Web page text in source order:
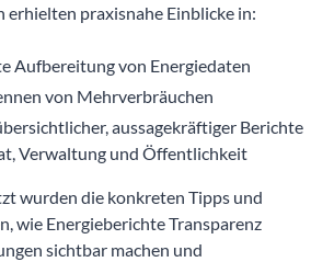
erhielten praxisnahe Einblicke in:
Aufbereitung von Energiedaten
von Mehrverbräuchen
aussagekräftiger Berichte
Verwaltung und Öffentlichkeit
wurden die konkreten Tipps und
wie Energieberichte Transparenz
sichtbar machen und